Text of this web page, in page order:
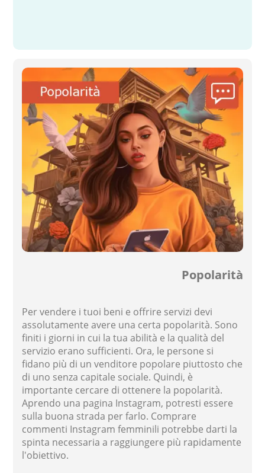
Popolarità
Per vendere i tuoi beni e offrire servizi devi
assolutamente avere una certa popolarità. Sono
finiti i giorni in cui la tua abilità e la qualità del
servizio erano sufficienti. Ora, le persone si
fidano più di un venditore popolare piuttosto che
di uno senza capitale sociale. Quindi, è
importante cercare di ottenere la popolarità.
Aprendo una pagina Instagram, potresti essere
sulla buona strada per farlo. Comprare
commenti Instagram femminili potrebbe darti la
spinta necessaria a raggiungere più rapidamente
l'obiettivo.